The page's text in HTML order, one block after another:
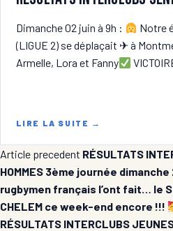
Dimanche 02 juin à 9h :
Notre
(LIGUE 2) se déplaçait ✈ à
Armelle, Lora et Fanny
LIRE LA SUITE →
Article precedent RÉSULTATS
HOMMES 3ème journée
rugbymen français l’ont fait… le
CHELEM ce week-end encore !!!
RÉSULTATS INTERCLUBS